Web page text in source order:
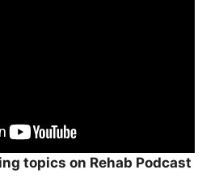
topics on Rehab Podcast